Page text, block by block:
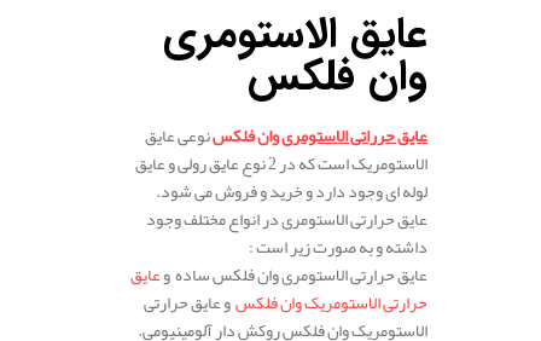
عایق الاستومری
وان فلکس
عایق حرراتی الاستومریوان فلکسنوعی عایق
الاستومریک است که در 2 نوع عایق رولی و عایق
لوله ­ای وجود دارد و خرید و فروش می شود.
عایق حرارتی الاستومری در انواع مختلف وجود
داشته و به صورت زیر است :
عایق حرارتی الاستومری وان فلکس ساده وعایق
حرارتی الاستومریک وان فلکسو عایق حرارتی
الاستومریک وان فلکس روکش­ دار آلومینیومی.